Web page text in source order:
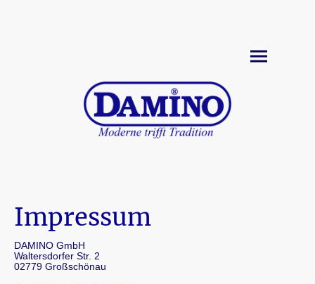
Impressum
DAMINO GmbH
Waltersdorfer Str. 2
02779 Großschönau